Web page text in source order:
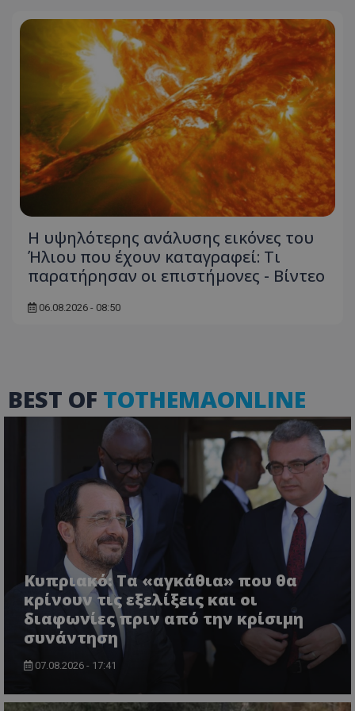
Η υψηλότερης ανάλυσης εικόνες του
Ήλιου που έχουν καταγραφεί: Τι
παρατήρησαν οι επιστήμονες - Βίντεο
06.08.2026 - 08:50
BEST OF TOTHEMAONLINE
Κυπριακό: Τα «αγκάθια» που θα
κρίνουν τις εξελίξεις και οι
διαφωνίες πριν από την κρίσιμη
συνάντηση
07.08.2026 - 17:41
msToken .tiktok.com
CookieScriptConsent